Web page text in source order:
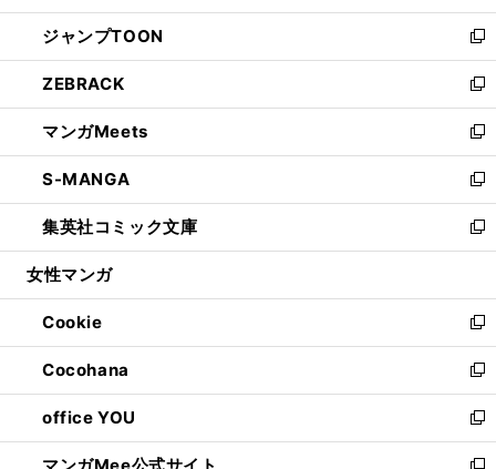
開
く
ウ
で
開
く
ン
ド
ウ
で
開
く
ウ
ィ
ン
ド
ウ
で
開
く
し
い
ウ
ィ
ン
ド
ウ
で
開
く
ジャンプTOON
新
し
い
ウ
ィ
ン
ド
ウ
で
開
ZEBRACK
新
し
い
ウ
ィ
ン
ド
ウ
開
く
マンガMeets
新
し
い
ウ
ィ
ン
ウ
で
開
く
S-MANGA
新
し
い
ウ
ン
ド
ウ
で
開
く
集英社コミック文庫
新
し
ウ
ィ
ン
ド
ウ
で
開
く
女性マンガ
Cookie
新
し
い
ウ
ィ
ン
Cocohana
新
し
い
ウ
office YOU
新
し